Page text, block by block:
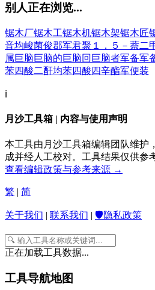
别人正在浏览...
锯木厂锯木工锯木机锯木架锯木匠
音均峻菌俊郡军君聚１，５－萘二
属巨脑巨脑的巨脑回 巨脑者军备军
苯四酸二酐均苯四酸四辛酯军便装
ℹ️
月沙工具箱 | 内容与使用声明
本工具由月沙工具箱编辑团队维护
成并经人工校对。工具结果仅供参
查看编辑政策与参考来源 →
繁 | 简
关于我们 | 联系我们 | 🛡️隐私政策
正在加载工具数据...
工具导航地图